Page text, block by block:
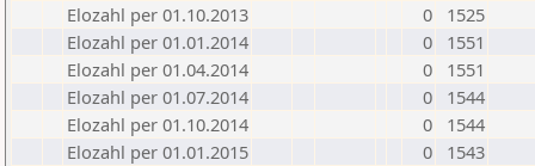
Elozahl per 01.10.2013
0
1525
Elozahl per 01.01.2014
0
1551
Elozahl per 01.04.2014
0
1551
Elozahl per 01.07.2014
0
1544
Elozahl per 01.10.2014
0
1544
Elozahl per 01.01.2015
0
1543